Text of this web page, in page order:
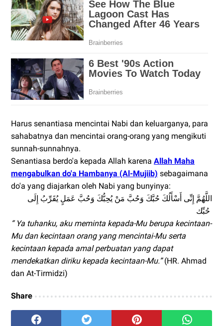
Harus senantiasa mencintai Nabi dan keluarganya, para
sahabatnya dan mencintai orang-orang yang mengikuti
sunnah-sunnahnya.
Senantiasa berdo'a kepada Allah karena Allah Maha
mengabulkan do'a Hambanya (Al-Mujiib) sebagaimana
do'a yang diajarkan oleh Nabi yang bunyinya:
اللَّهُمَّ إِنِّى أَسْأَلُكَ حُبَّكَ وَحُبَّ مَنْ يُحِبُّكَ وَحُبَّ عَمَلٍ يُقَرِّبُ إِلَى
“ Ya tuhanku, aku meminta kepada-Mu berupa kecintaan-
Mu dan kecintaan orang yang mencintai-Mu serta
kecintaan kepada amal perbuatan yang dapat
mendekatkan diriku kepada kecintaan-Mu.”(HR. Ahmad
dan At-Tirmidzi)
Share